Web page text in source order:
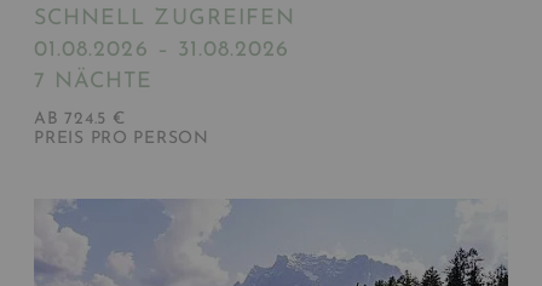
SCHNELL ZUGREIFEN
01.08.2026 – 31.08.2026
7 NÄCHTE
AB 724.5 €
PREIS PRO PERSON